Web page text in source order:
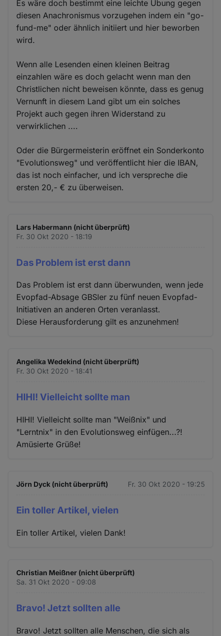
Es wäre doch bestimmt eine leichte Übung gegen
diesen Anachronismus vorzugehen indem ein "go-
fund-me" oder ähnlich initiiert und hier beworben
wird.
Wenn alle Lesenden einen kleinen Beitrag
einzahlen wäre es doch gelacht wenn man den
Christlichen nicht beweisen könnte, dass es genug
Vernunft in diesem Land gibt um ein solches
Projekt auch gegen ihren Widerstand zu
verwirklichen ....
Oder die Bürgermeisterin eröffnet ein Sonderkonto
"Evolutionsweg" und veröffentlicht hier die IBAN,
das ist noch einfacher, und ich verspreche die
ersten 20,- € zu überweisen.
Lars Habermann (nicht überprüft)
Fr. 30 Okt 2020 - 18:19
Das Problem ist erst dann
Das Problem ist erst dann überwunden, wenn jede
Evopfad-Absage GBSler zu fünf neuen Evopfad-
Initiativen an anderen Orten veranlasst.
Diese Herausforderung gilt es anzunehmen!
Angelika Wedekind (nicht überprüft)
Fr. 30 Okt 2020 - 18:41
HIHI! Vielleicht sollte man
HIHI! Vielleicht sollte man "Weißnix" und
"Lerntnix" in den Evolutionsweg einfügen...?!
Amüsierte Grüße!
Jörn Dyck (nicht überprüft) Fr. 30 Okt 2020 - 19:25
Ein toller Artikel, vielen
Ein toller Artikel, vielen Dank!
Christian Meißner (nicht überprüft)
Sa. 31 Okt 2020 - 09:08
Bravo! Jetzt sollten alle
Bravo! Jetzt sollten alle Menschen, die sich als